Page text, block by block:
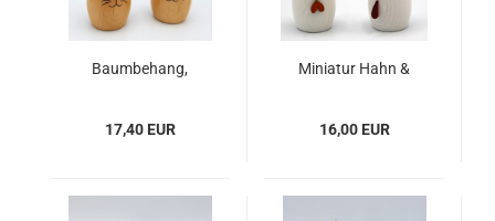
Baumbehang,
17,40 EUR
Miniatur Hahn &
16,00 EUR